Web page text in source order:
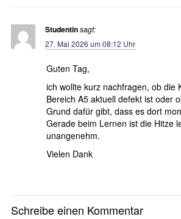
Studentinsagt:
27. Mai 2026 um 08:12 Uhr
Guten Tag,
ich wollte kurz nachfragen, ob die
Bereich A5 aktuell defekt ist oder
Grund dafür gibt, dass es dort
Gerade beim Lernen ist die Hitze
unangenehm.
Vielen Dank
Schreibe einen Kommentar